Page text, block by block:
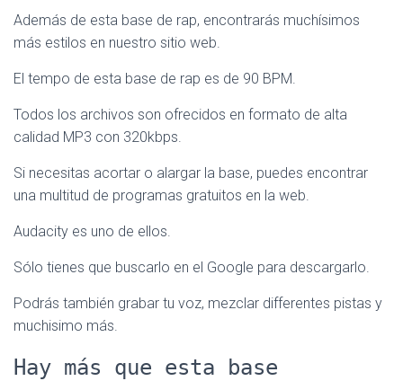
Además de esta base de rap, encontrarás muchísimos
más estilos en nuestro sitio web.
El tempo de esta base de rap es de 90 BPM.
Todos los archivos son ofrecidos en formato de alta
calidad MP3 con 320kbps.
Si necesitas acortar o alargar la base, puedes encontrar
una multitud de programas gratuitos en la web.
Audacity es uno de ellos.
Sólo tienes que buscarlo en el Google para descargarlo.
Podrás también grabar tu voz, mezclar differentes pistas y
muchisimo más.
Hay más que esta base